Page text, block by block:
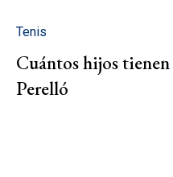
Tenis
Cuántos hijos
Perelló